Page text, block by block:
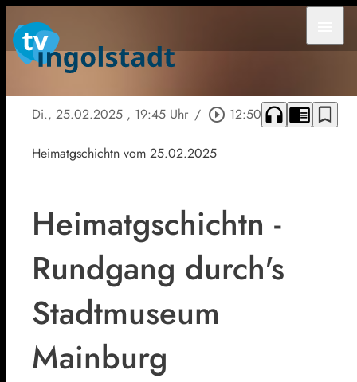
Di., 25.02.2025 , 19:45 Uhr / play_circle_outline 12:50 headphones chrome_reader_mode bookmark_border
Heimatgschichtn vom 25.02.2025
Heimatgschichtn -
Rundgang durch's
Stadtmuseum
Mainburg